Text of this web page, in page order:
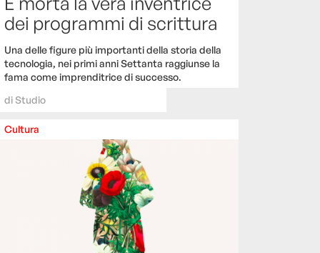
dei programmi di scrittura
Una delle figure più importanti della storia della
tecnologia, nei primi anni Settanta raggiunse la
fama come imprenditrice di successo.
diStudio
Cultura